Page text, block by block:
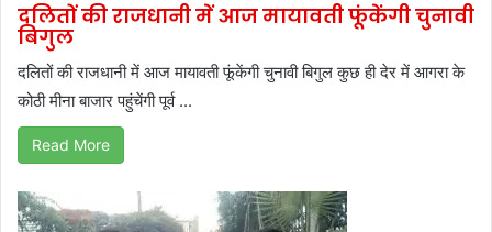
दलितों की राजधानी में आज मायावती फूंकेंगी चुनावी
बिगुल
दलितों की राजधानी में आज मायावती फूंकेंगी चुनावी बिगुल कुछ ही देर में आगरा के
कोठी मीना बाजार पहुंचेंगी पूर्व ...
Read More